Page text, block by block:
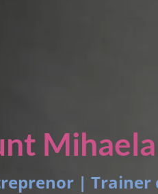
| Trainer